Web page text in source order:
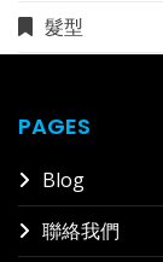
髮型
PAGES
Blog
聯絡我們